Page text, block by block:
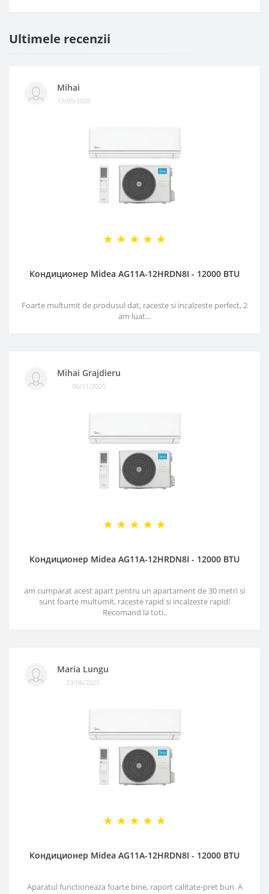
Ultimele recenzii
Mihai
15/05/2026
Кондиционер Midea AG11A-12HRDN8I - 12000 BTU
Foarte multumit de produsul dat, raceste si incalzeste perfect, 2
am luat...
Mihai Grajdieru
06/11/2025
Кондиционер Midea AG11A-12HRDN8I - 12000 BTU
am cumparat acest apart pentru un apartament de 30 metri si
sunt foarte multumit, raceste rapid si incalzeste rapid!
Recomand la toti..
Maria Lungu
23/06/2025
Кондиционер Midea AG11A-12HRDN8I - 12000 BTU
Aparatul functioneaza foarte bine, raport calitate-pret bun. A